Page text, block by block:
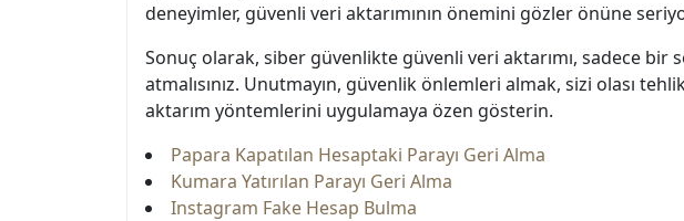
deneyimler, güvenli veri aktarımının önemini gözler önüne
Sonuç olarak, siber güvenlikte güvenli veri aktarımı, sadece
atmalısınız. Unutmayın, güvenlik önlemleri almak, sizi olası
aktarım yöntemlerini uygulamaya özen gösterin.
Papara Kapatılan Hesaptaki Parayı Geri Alma
Kumara Yatırılan Parayı Geri Alma
Instagram Fake Hesap Bulma